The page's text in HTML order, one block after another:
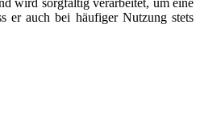
wird sorgfältig verarbeitet, um eine
er auch bei häufiger Nutzung stets